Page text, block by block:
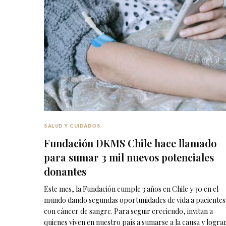
SALUD Y CUIDADOS
Fundación DKMS Chile hace llamado
para sumar 3 mil nuevos potenciales
donantes
Este mes, la Fundación cumple 3 años en Chile y 30 en el
mundo dando segundas oportunidades de vida a pacientes
con cáncer de sangre. Para seguir creciendo, invitan a
quienes viven en nuestro país a sumarse a la causa y